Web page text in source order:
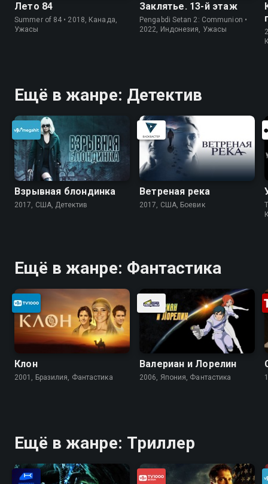
Лето 84
Summer of 84 • 2018, Канада,
Ужасы
Заклятье. 13-й этаж
Pengabdi Setan 2: Communion •
2022, Индонезия, Ужасы
Ещё в жанре: Детектив
Взрывная блондинка
2017, США, Детектив
Ветреная река
2017, США, Боевик
Ещё в жанре: Фантастика
Клон
2001, Бразилия, Фантастика
Валериан и Лорелин
2006, Япония, Фантастика
Ещё в жанре: Триллер